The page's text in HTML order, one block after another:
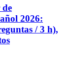
2026:
/ 3 h),